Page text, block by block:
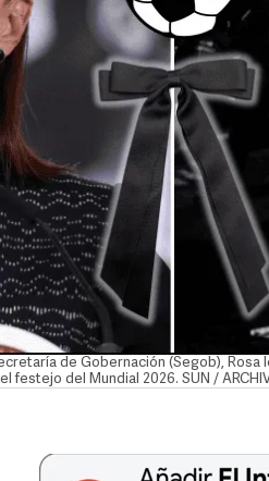
de Gobernación (Segob), Rosa
festejo del Mundial 2026. SUN /